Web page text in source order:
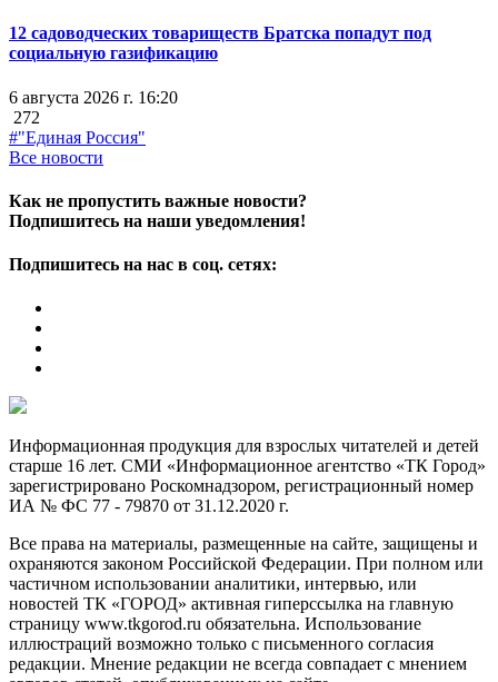
12 садоводческих товариществ Братска попадут под
социальную газификацию
6 августа 2026 г. 16:20
272
#"Единая Россия"
Все новости
Как не пропустить важные новости?
Подпишитесь на наши уведомления!
Подпишитесь на нас в соц. сетях:
Информационная продукция для взрослых читателей и детей
старше 16 лет. СМИ «Информационное агентство «ТК Город»
зарегистрировано Роскомнадзором, регистрационный номер
ИА № ФС 77 - 79870 от 31.12.2020 г.
Все права на материалы, размещенные на сайте, защищены и
охраняются законом Российской Федерации. При полном или
частичном использовании аналитики, интервью, или
новостей ТК «ГОРОД» активная гиперссылка на главную
страницу www.tkgorod.ru обязательна. Использование
иллюстраций возможно только с письменного согласия
редакции. Мнение редакции не всегда совпадает с мнением